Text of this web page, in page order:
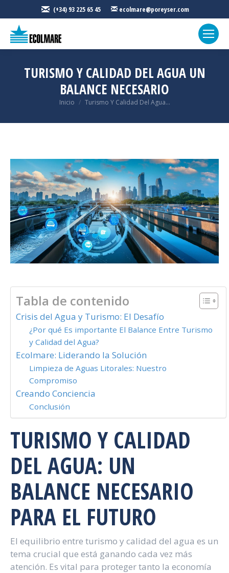
(+34) 93 225 65 45 ecolmare@poreyser.com
TURISMO Y CALIDAD DEL AGUA UN
BALANCE NECESARIO
Estás aquí:
Inicio Turismo Y Calidad Del Agua...
Tabla de contenido
Crisis del Agua y Turismo: El Desafío
¿Por qué Es importante El Balance Entre Turismo
y Calidad del Agua?
Ecolmare: Liderando la Solución
Limpieza de Aguas Litorales: Nuestro
Compromiso
Creando Conciencia
Conclusión
TURISMO Y CALIDAD
DEL AGUA: UN
BALANCE NECESARIO
PARA EL FUTURO
El equilibrio entre turismo y calidad del agua es un
tema crucial que está ganando cada vez más
atención. Es vital para proteger tanto la economía